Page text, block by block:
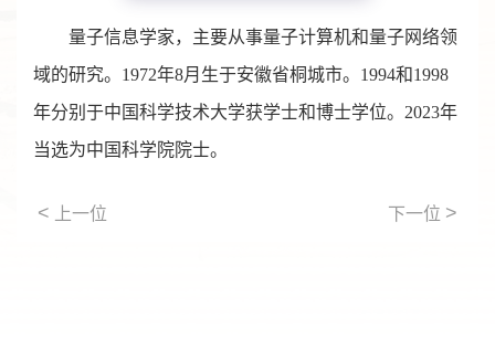
量子信息学家，主要从事量子计算机和量子网络领
域的研究。1972年8月生于安徽省桐城市。1994和1998
年分别于中国科学技术大学获学士和博士学位。2023年
当选为中国科学院院士。
< 上一位 下一位 >